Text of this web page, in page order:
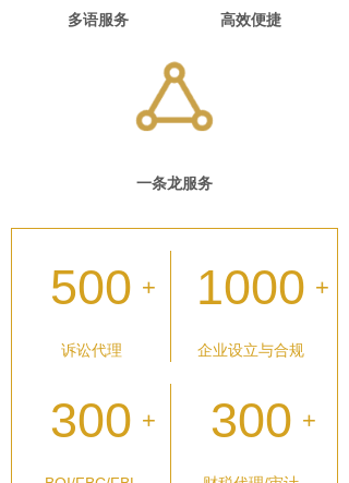
多语服务 高效便捷
一条龙服务
500 +
诉讼代理
1000 +
企业设立与合规
300 + 300 +